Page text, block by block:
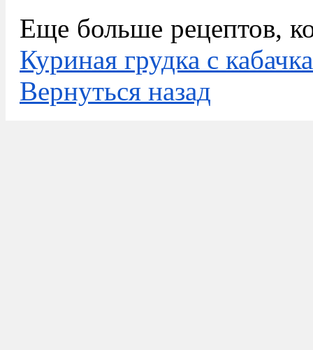
Еще больше рецептов,
Куриная грудка с
Вернуться назад